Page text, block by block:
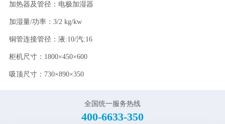
加热器及管径：电极加湿器
加湿量/功率：3/2 kg/kw
铜管连接管径：液:10/汽:16
柜机尺寸：1800×450×600
吸顶尺寸：730×890×350
全国统一服务热线
400-6633-350